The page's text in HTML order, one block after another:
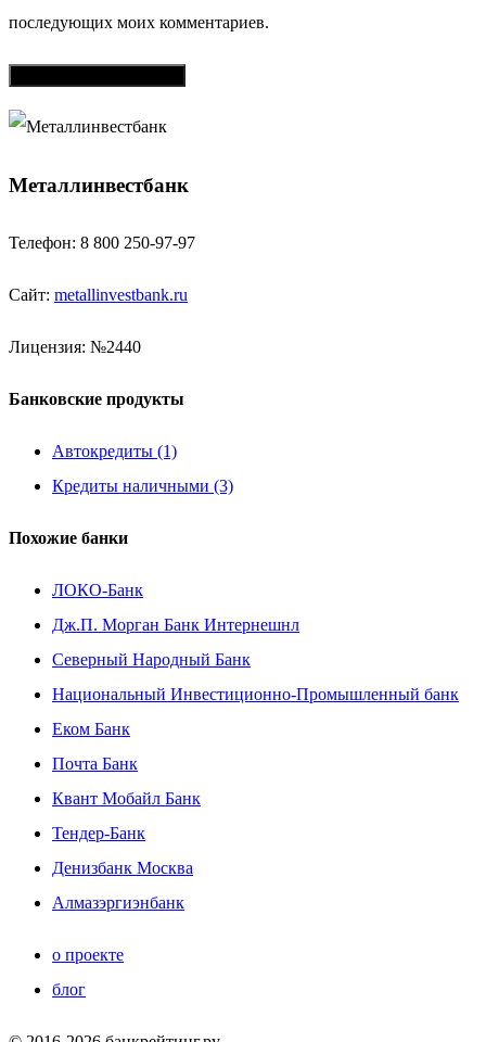
последующих моих комментариев.
Металлинвестбанк
Телефон: 8 800 250-97-97
Сайт: metallinvestbank.ru
Лицензия: №2440
Банковские продукты
Автокредиты (1)
Кредиты наличными (3)
Похожие банки
ЛОКО-Банк
Дж.П. Морган Банк Интернешнл
Северный Народный Банк
Национальный Инвестиционно-Промышленный банк
Еком Банк
Почта Банк
Квант Мобайл Банк
Тендер-Банк
Денизбанк Москва
Алмазэргиэнбанк
о проекте
блог